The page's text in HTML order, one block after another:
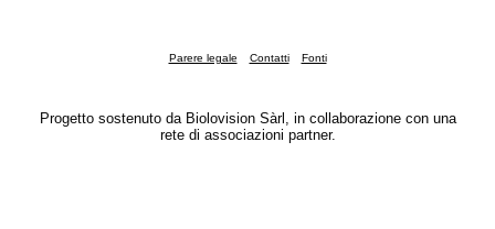
Parere legale Contatti Fonti
Progetto sostenuto da Biolovision Sàrl, in collaborazione con una
rete di associazioni partner.